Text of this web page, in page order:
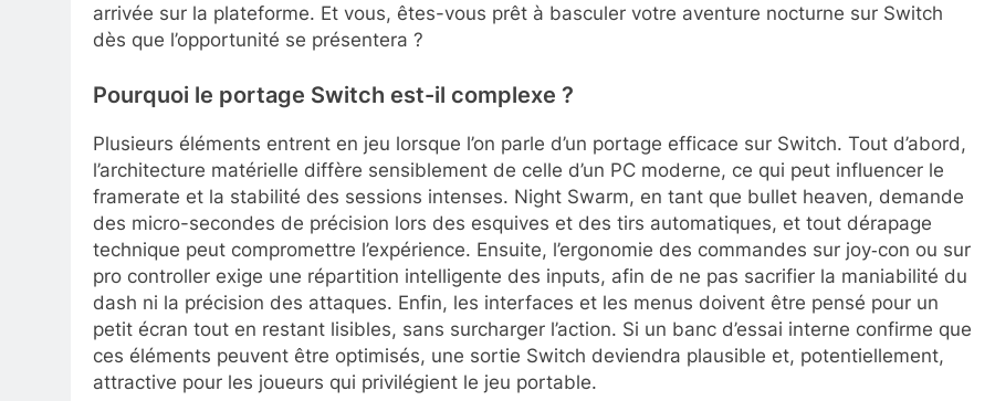
arrivée sur la plateforme. Et vous, êtes-vous prêt à basculer votre aventure nocturne sur Switch
dès que l’opportunité se présentera ?
Pourquoi le portage Switch est-il complexe ?
Plusieurs éléments entrent en jeu lorsque l’on parle d’un portage efficace sur Switch. Tout d’abord,
l’architecture matérielle diffère sensiblement de celle d’un PC moderne, ce qui peut influencer le
framerate et la stabilité des sessions intenses. Night Swarm, en tant que bullet heaven, demande
des micro-secondes de précision lors des esquives et des tirs automatiques, et tout dérapage
technique peut compromettre l’expérience. Ensuite, l’ergonomie des commandes sur joy‑con ou sur
pro controller exige une répartition intelligente des inputs, afin de ne pas sacrifier la maniabilité du
dash ni la précision des attaques. Enfin, les interfaces et les menus doivent être pensé pour un
petit écran tout en restant lisibles, sans surcharger l’action. Si un banc d’essai interne confirme que
ces éléments peuvent être optimisés, une sortie Switch deviendra plausible et, potentiellement,
attractive pour les joueurs qui privilégient le jeu portable.